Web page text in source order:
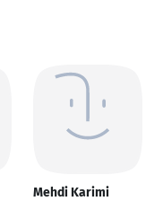
Mehdi Karimi